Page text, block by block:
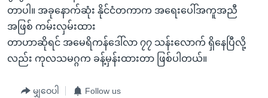
တာပါ။ အခုနောက်ဆုံး နိုင်ငံတကာက အရေးပေါ်အကူအညီ
အဖြစ် ကမ်းလှမ်းထား
တာဟာဆိုရင် အမေရိကန်ဒေါ်လာ ၇၇ သန်းလောက် ရှိနေပြီလို့
လည်း ကုလသမဂ္ဂက ခန့်မှန်းထားတာ ဖြစ်ပါတယ်။
မျှဝေပါ Follow us